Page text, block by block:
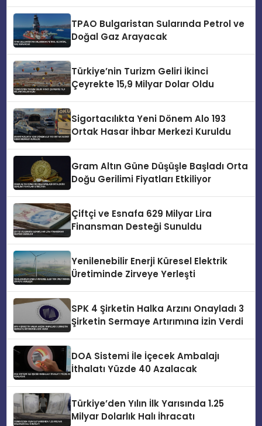
TPAO Bulgaristan Sularında Petrol ve
Doğal Gaz Arayacak
Türkiye’nin Turizm Geliri İkinci
Çeyrekte 15,9 Milyar Dolar Oldu
Sigortacılıkta Yeni Dönem Alo 193
Ortak Hasar İhbar Merkezi Kuruldu
Gram Altın Güne Düşüşle Başladı Orta
Doğu Gerilimi Fiyatları Etkiliyor
Çiftçi ve Esnafa 629 Milyar Lira
Finansman Desteği Sunuldu
Yenilenebilir Enerji Küresel Elektrik
Üretiminde Zirveye Yerleşti
SPK 4 Şirketin Halka Arzını Onayladı 3
Şirketin Sermaye Artırımına İzin Verdi
DOA Sistemi İle İçecek Ambalajı
İthalatı Yüzde 40 Azalacak
Türkiye’den Yılın İlk Yarısında 1.25
Milyar Dolarlık Halı İhracatı